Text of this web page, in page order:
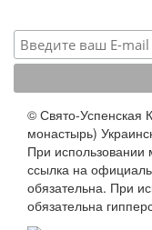
© Свято-Успенская
монастырь)
При
ссылка на
обязательна. При
обязательна